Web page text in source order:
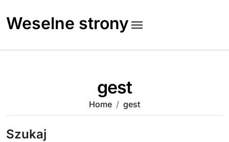
to
content
Weselne strony
gest
Home gest
Szukaj